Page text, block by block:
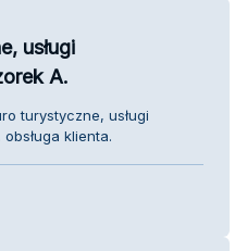
usługi
A.
turystyczne, usługi
klienta.